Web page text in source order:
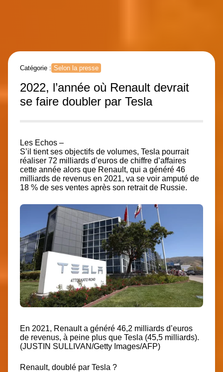
Catégorie : Selon la presse
2022, l’année où Renault devrait
se faire doubler par Tesla
Les Echos –
S’il tient ses objectifs de volumes, Tesla pourrait
réaliser 72 milliards d’euros de chiffre d’affaires
cette année alors que Renault, qui a généré 46
milliards de revenus en 2021, va se voir amputé de
18 % de ses ventes après son retrait de Russie.
En 2021, Renault a généré 46,2 milliards d’euros
de revenus, à peine plus que Tesla (45,5 milliards).
(JUSTIN SULLIVAN/Getty Images/AFP)
Renault, doublé par Tesla ?